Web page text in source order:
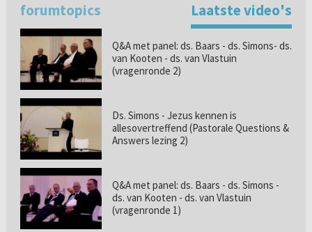
forumtopics Laatste video's
Q&A met panel: ds. Baars - ds. Simons- ds.
van Kooten - ds. van Vlastuin
(vragenronde 2)
Ds. Simons - Jezus kennen is
allesovertreffend (Pastorale Questions &
Answers lezing 2)
Q&A met panel: ds. Baars - ds. Simons -
ds. van Kooten - ds. van Vlastuin
(vragenronde 1)